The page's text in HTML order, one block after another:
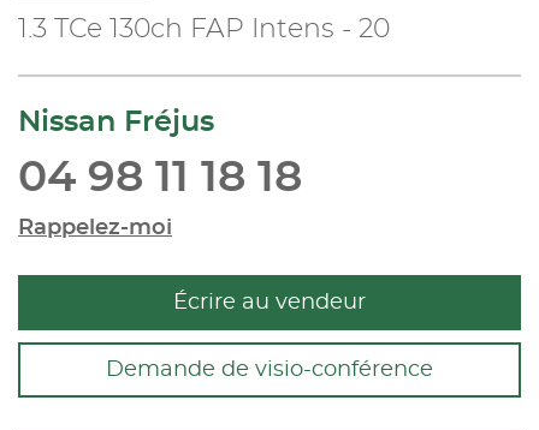
1.3 TCe 130ch FAP Intens - 20
Nissan Fréjus
04 98 11 18 18
Rappelez-moi
Écrire au vendeur
Demande de visio-conférence